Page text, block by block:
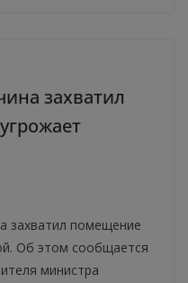
захватил
захватил помещение
Об этом сообщается
министра